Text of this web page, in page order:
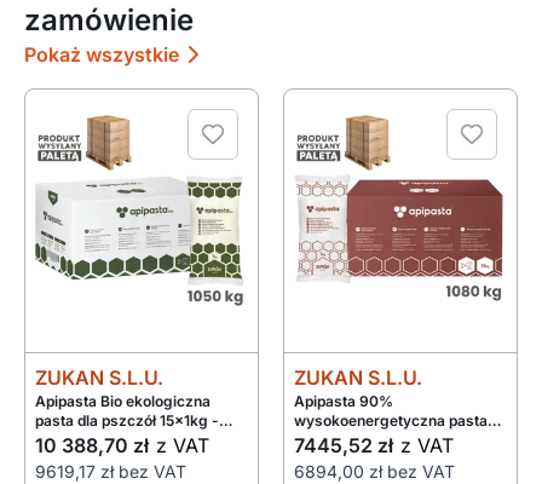
zamówienie
Pokaż wszystkie
ZUKAN S.L.U.
Apipasta Bio ekologiczna
pasta dla pszczół 15x1kg -
paleta 1050kg
10 388,70 zł z VAT
9619,17 zł bez VAT
ZUKAN S.L.U.
Apipasta 90%
wysokoenergetyczna pasta
dla pszczół 6x2,5kg - paleta
1080kg
7445,52 zł z VAT
6894,00 zł bez VAT